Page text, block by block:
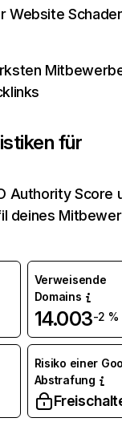
Website
für
Authority Score
deines
Verweisende
Domains
14.003-2 %
Risiko einer
Abstrafung